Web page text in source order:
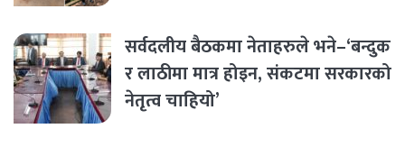
सर्वदलीय बैठकमा नेताहरुले भने–‘बन्दुक
र लाठीमा मात्र होइन, संकटमा सरकारको
नेतृत्व चाहियो’